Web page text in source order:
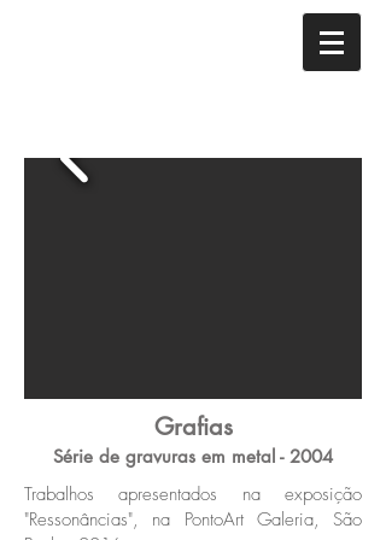
Grafias
Série de gravuras em metal - 2004
Trabalhos apresentados na exposição
"Ressonâncias", na PontoArt Galeria, São